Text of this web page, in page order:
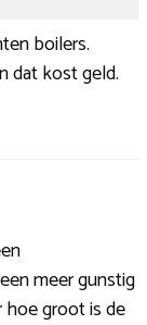
boilers.
dat kost geld.
meer gunstig
hoe groot is de